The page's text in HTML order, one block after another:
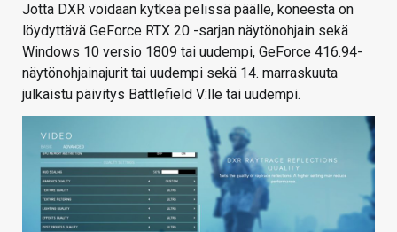
Jotta DXR voidaan kytkeä pelissä päälle, koneesta on
löydyttävä GeForce RTX 20 -sarjan näytönohjain sekä
Windows 10 versio 1809 tai uudempi, GeForce 416.94-
näytönohjainajurit tai uudempi sekä 14. marraskuuta
julkaistu päivitys Battlefield V:lle tai uudempi.